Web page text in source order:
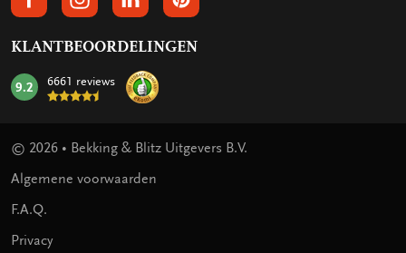
VOLGS ONS OP FACEBOOK
VOLG ONS OP INSTAGRAM
VOLG ONS OP LINKEDIN
VOLG ONS OP PINTEREST
KLANTBEOORDELINGEN
mark:
9.2 6661 reviews
© 2026 • Bekking & Blitz Uitgevers B.V.
Algemene voorwaarden
F.A.Q.
Privacy